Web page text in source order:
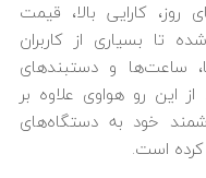
روز، کارایی بالا، قیمت
تا بسیاری از کاربران
ساعت‌ها و دستبندهای
این رو هواوی علاوه بر
خود به دستگاه‌های